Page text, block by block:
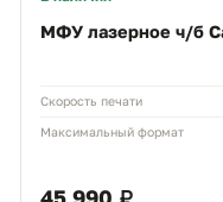
МФУ лазерное ч/б
Скорость печати
Максимальный формат